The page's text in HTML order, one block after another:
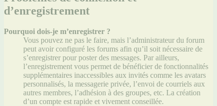
d’enregistrement
Pourquoi dois-je m’enregistrer ?
Vous pouvez ne pas le faire, mais l’administrateur du forum
peut avoir configuré les forums afin qu’il soit nécessaire de
s’enregistrer pour poster des messages. Par ailleurs,
l’enregistrement vous permet de bénéficier de fonctionnalités
supplémentaires inaccessibles aux invités comme les avatars
personnalisés, la messagerie privée, l’envoi de courriels aux
autres membres, l’adhésion à des groupes, etc. La création
d’un compte est rapide et vivement conseillée.